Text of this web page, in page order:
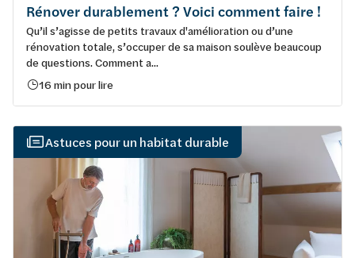
Rénover durablement ? Voici comment faire !
Qu’il s’agisse de petits travaux d'amélioration ou d’une
rénovation totale, s’occuper de sa maison soulève beaucoup
de questions. Comment a...
16 min pour lire
Astuces pour un habitat durable